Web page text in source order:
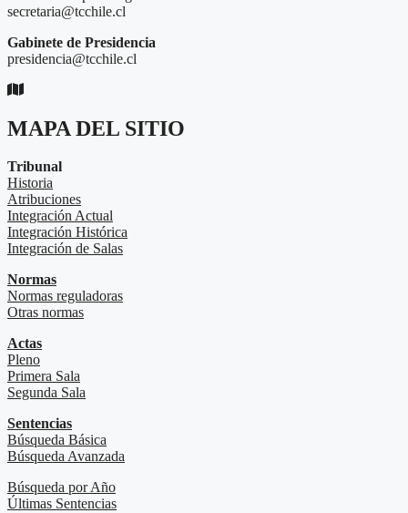
secretaria@tcchile.cl
Gabinete de Presidencia
presidencia@tcchile.cl
MAPA DEL SITIO
Tribunal
Historia
Atribuciones
Integración Actual
Integración Histórica
Integración de Salas
Normas
Normas reguladoras
Otras normas
Actas
Pleno
Primera Sala
Segunda Sala
Sentencias
Búsqueda Básica
Búsqueda Avanzada
Búsqueda por Año
Últimas Sentencias